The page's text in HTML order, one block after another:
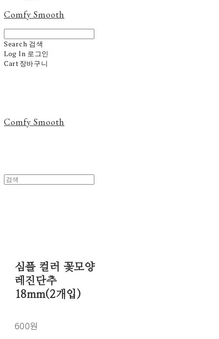
Comfy Smooth
Search 검색
Log In 로그인
Cart장바구니
Comfy Smooth
심플 컬러 꽃모양
레진단추
18mm(2개입)
600원